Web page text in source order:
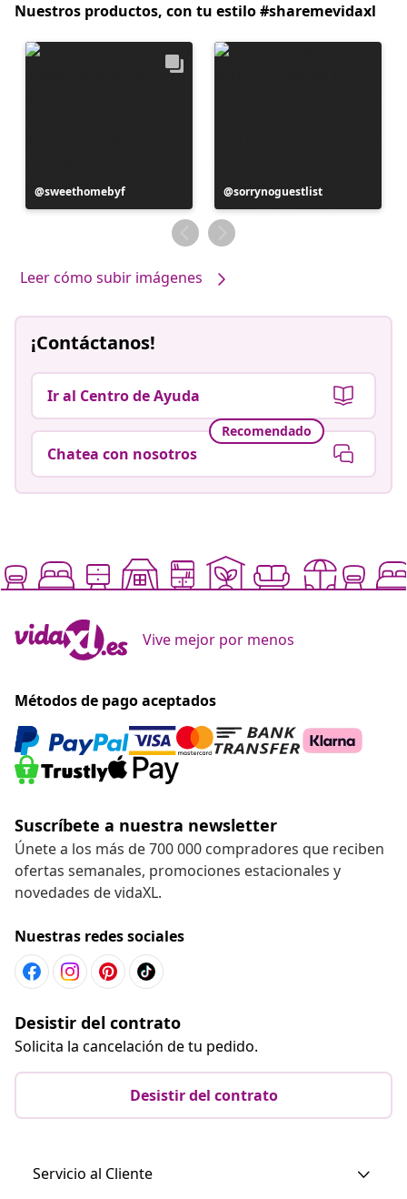
Nuestros productos, con tu estilo #sharemevidaxl
Publicación
realizada
sweethomebyf
Publicación
realizada
por
sorrynoguestlist
Leer cómo subir imágenes
¡Contáctanos!
Ir al Centro de Ayuda
Recomendado
Chatea con nosotros
Vive mejor por menos
Métodos de pago aceptados
Suscríbete a nuestra newsletter
Únete a los más de 700 000 compradores que reciben
ofertas semanales, promociones estacionales y
novedades de vidaXL.
Nuestras redes sociales
Desistir del contrato
Solicita la cancelación de tu pedido.
Desistir del contrato
Servicio al Cliente